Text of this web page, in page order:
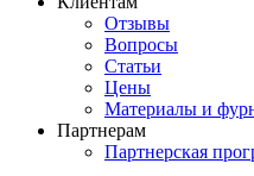
Отзывы
Вопросы
Статьи
Цены
Материалы и
Партнерам
Партнерская